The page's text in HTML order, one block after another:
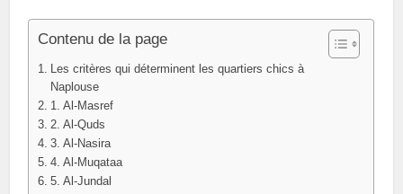
Contenu de la page
Les critères qui déterminent les quartiers chics à
Naplouse
1. Al-Masref
2. Al-Quds
3. Al-Nasira
4. Al-Muqataa
5. Al-Jundal